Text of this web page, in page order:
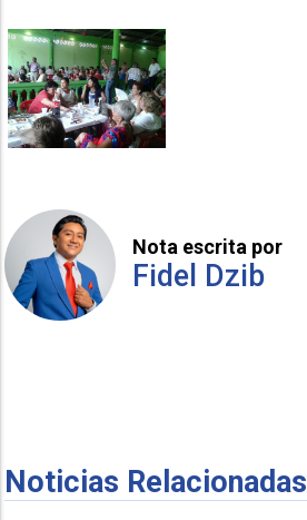
Nota escrita por
Fidel Dzib
Noticias Relacionadas